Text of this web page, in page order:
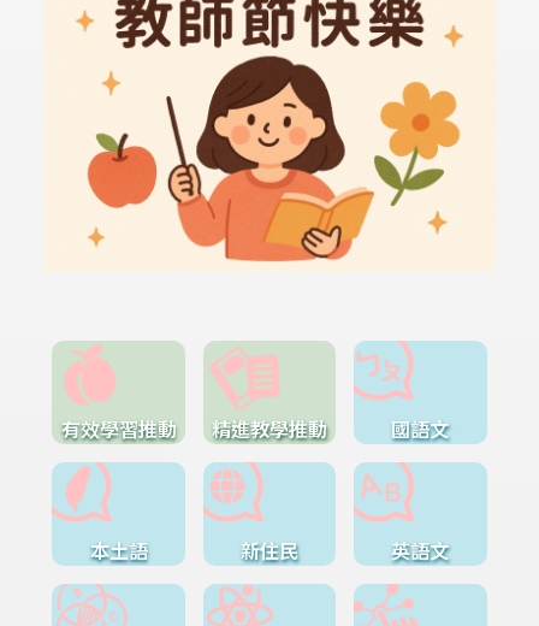
有效學習推動 精進教學推動 國語文
本土語 新住民 英語文